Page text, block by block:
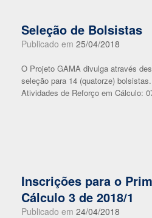
Seleção de Bolsistas
Publicado em 25/04/2018
O Projeto GAMA divulga através
seleção para 14 (quatorze)
Atividades de Reforço em Cálculo:
Inscrições para o
Cálculo 3 de 2018/1
Publicado em 24/04/2018